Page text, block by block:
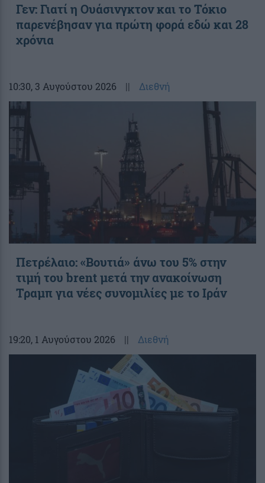
Γεν: Γιατί η Ουάσινγκτον και το Τόκιο
παρενέβησαν για πρώτη φορά εδώ και 28
χρόνια
10:30, 3 Αυγούστου 2026 || Διεθνή
Πετρέλαιο: «Βουτιά» άνω του 5% στην
τιμή του brent μετά την ανακοίνωση
Τραμπ για νέες συνομιλίες με το Ιράν
19:20, 1 Αυγούστου 2026 || Διεθνή